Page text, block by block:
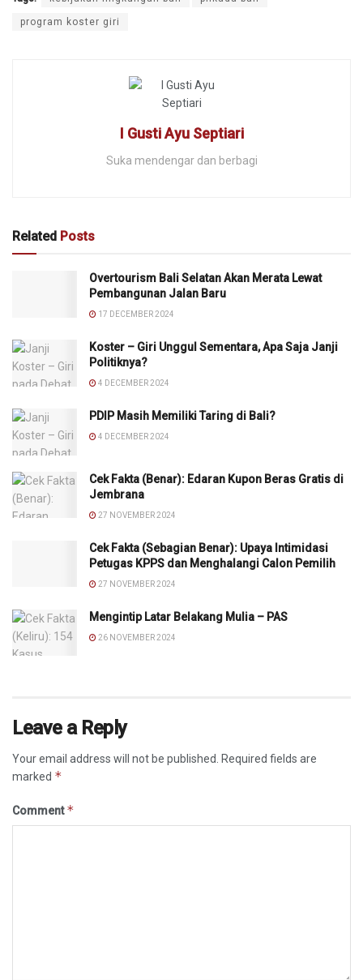
program koster giri
I Gusti Ayu Septiari
Suka mendengar dan berbagi
Related Posts
Overtourism Bali Selatan Akan Merata Lewat
Pembangunan Jalan Baru
17 DECEMBER 2024
Koster – Giri Unggul Sementara, Apa Saja Janji
Politiknya?
4 DECEMBER 2024
PDIP Masih Memiliki Taring di Bali?
4 DECEMBER 2024
Cek Fakta (Benar): Edaran Kupon Beras Gratis di
Jembrana
27 NOVEMBER 2024
Cek Fakta (Sebagian Benar): Upaya Intimidasi
Petugas KPPS dan Menghalangi Calon Pemilih
27 NOVEMBER 2024
Mengintip Latar Belakang Mulia – PAS
26 NOVEMBER 2024
Leave a Reply
Your email address will not be published.
Required fields are
marked *
Comment*